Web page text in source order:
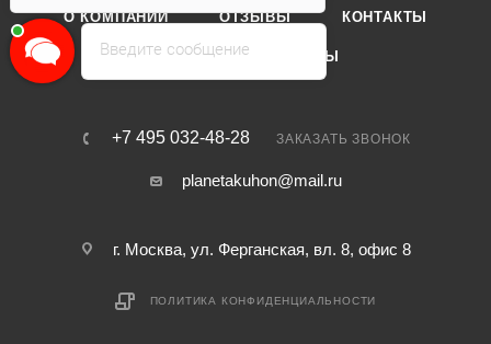
О КОМПАНИИ ОТЗЫВЫ КОНТАКТЫ
КАТАЛОГ БРЕНДЫ
+7 495 032-48-28 ЗАКАЗАТЬ ЗВОНОК
planetakuhon@mail.ru
г. Москва, ул. Ферганская, вл. 8, офис 8
ПОЛИТИКА КОНФИДЕНЦИАЛЬНОСТИ
Введите сообщение